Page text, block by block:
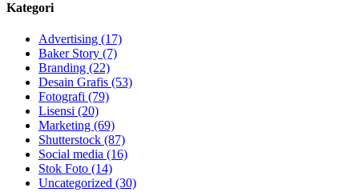
Kategori
Advertising (17)
Baker Story (7)
Branding (22)
Desain Grafis (53)
Fotografi (79)
Lisensi (20)
Marketing (69)
Shutterstock (87)
Social media (16)
Stok Foto (14)
Uncategorized (30)